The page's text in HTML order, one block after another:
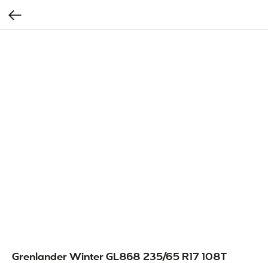
Grenlander Winter GL868 235/65 R17 108T